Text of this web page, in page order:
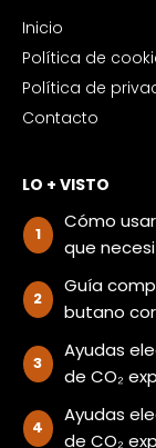
Inicio
Política de
Política de
Contacto
LO + VISTO
Cómo
que
Guía
butano
Ayudas
de CO₂
Ayudas
de CO₂